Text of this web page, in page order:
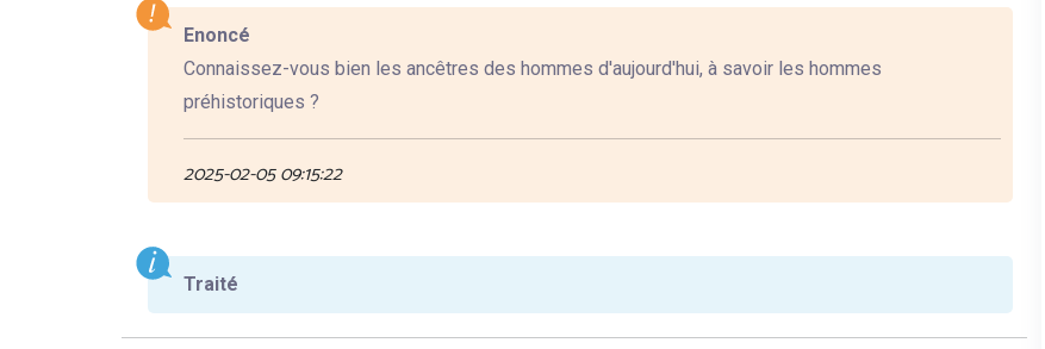
Enoncé
Connaissez-vous bien les ancêtres des hommes d'aujourd'hui, à savoir les hommes
préhistoriques ?
2025-02-05 09:15:22
Traité